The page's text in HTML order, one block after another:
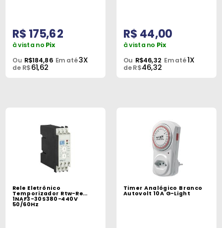
R$ 175,62
à vista no Pix
Ou R$184,86 Em até3X
de R$61,62
R$ 44,00
à vista no Pix
Ou R$46,32 Em até1X
de R$46,32
Rele Eletrônico
Temporizador Rtw-Re
1NAF3-30S380-440V
50/60Hz
Timer Analógico Branco
Autovolt 10A G-Light